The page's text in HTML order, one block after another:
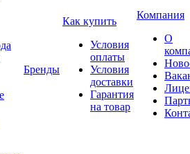
Бренды
Как купить
Условия
оплаты
Условия
доставки
Гарантия
на товар
Компания
О